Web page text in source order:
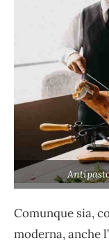
Comunque sia,
moderna, anche l’